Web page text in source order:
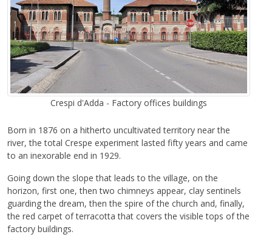
Crespi d'Adda - Factory offices buildings
Born in 1876 on a hitherto uncultivated territory near the
river, the total Crespe experiment lasted fifty years and came
to an inexorable end in 1929.
Going down the slope that leads to the village, on the
horizon, first one, then two chimneys appear, clay sentinels
guarding the dream, then the spire of the church and, finally,
the red carpet of terracotta that covers the visible tops of the
factory buildings.